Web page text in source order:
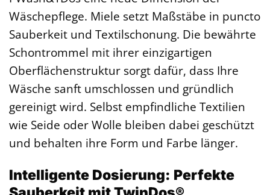
Wäschepflege. Miele setzt Maßstäbe in puncto
Sauberkeit und Textilschonung. Die bewährte
Schontrommel mit ihrer einzigartigen
Oberflächenstruktur sorgt dafür, dass Ihre
Wäsche sanft umschlossen und gründlich
gereinigt wird. Selbst empfindliche Textilien
wie Seide oder Wolle bleiben dabei geschützt
und behalten ihre Form und Farbe länger.
Intelligente Dosierung: Perfekte